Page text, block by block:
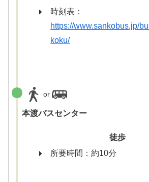
時刻表：
https://www.sankobus.jp/
koku/
or
本渡バスセンター
徒歩
所要時間：約10分